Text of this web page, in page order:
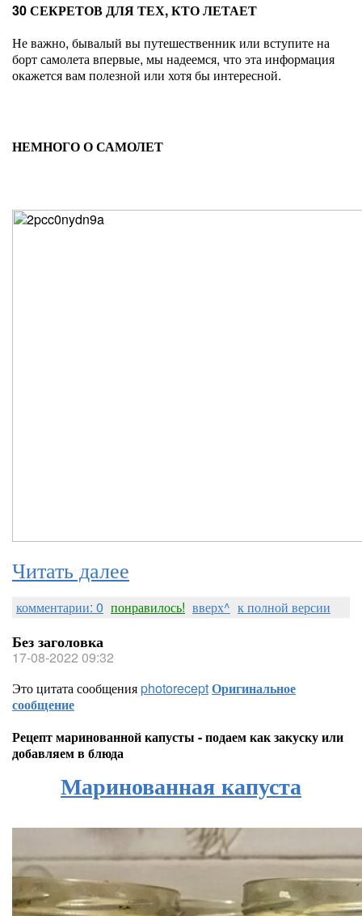
30 СЕКРЕТОВ ДЛЯ ТЕХ, КТО ЛЕТАЕТ
Не важно, бывалый вы путешественник или вступите на
борт самолета впервые, мы надеемся, что эта информация
окажется вам полезной или хотя бы интересной.
НЕМНОГО О САМОЛЕТ
Читать далее
комментарии: 0 понравилось! вверх^ к полной версии
Без заголовка
17-08-2022 09:32
Это цитата сообщенияphotoreceptОригинальное
сообщение
Рецепт маринованной капусты - подаем как закуску или
добавляем в блюда
Маринованная капуста